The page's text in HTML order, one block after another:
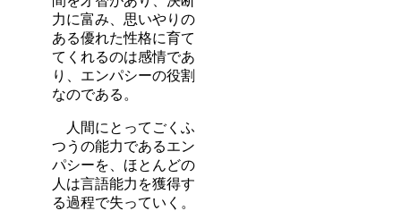
力に富み、思いやりの
ある優れた性格に育て
てくれるのは感情であ
り、エンパシーの役割
なのである。
人間にとってごくふ
つうの能力であるエン
パシーを、ほとんどの
人は言語能力を獲得す
る過程で失っていく。